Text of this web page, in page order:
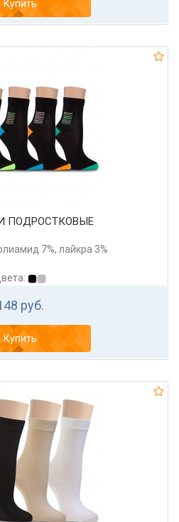
Купить
ПОДРОСТКОВЫЕ
7%, лайкра 3%
руб.
Купить